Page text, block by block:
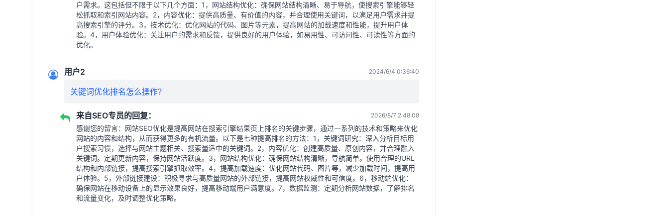
户需求。这包括但不限于以下几个方面：1，网站结构优化：确保网站结构清晰、易于导航，使搜索引擎能够轻
松抓取和索引网站内容。2，内容优化：提供高质量、有价值的内容，并合理使用关键词，以满足用户需求并提
高搜索引擎的评分。3，技术优化：优化网站的代码、图片等元素，提高网站的加载速度和性能，提升用户体
验。4，用户体验优化：关注用户的需求和反馈，提供良好的用户体验，如易用性、可访问性、可读性等方面的
优化。
用户2 2024/6/4 0:36:40
关键词优化排名怎么操作？
来自SEO专员的回复： 2026/8/7 2:48:08
感谢您的留言：网站SEO优化是提高网站在搜索引擎结果页上排名的关键步骤，通过一系列的技术和策略来优化
网站的内容和结构，从而获得更多的有机流量。以下是七种提高排名的方法：1，关键词研究：深入分析目标用
户搜索习惯，选择与网站主题相关、搜索量适中的关键词。2，内容优化：创建高质量、原创内容，并合理融入
关键词。定期更新内容，保持网站活跃度。3，网站结构优化：确保网站结构清晰，导航简单。使用合理的URL
结构和内部链接，提高搜索引擎抓取效率。4，提高加载速度：优化网站代码、图片等，减少加载时间，提高用
户体验。5，外部链接建设：积极寻求与高质量网站的外部链接，提高网站权威性和可信度。6，移动端优化：
确保网站在移动设备上的显示效果良好，提高移动端用户满意度。7，数据监测：定期分析网站数据，了解排名
和流量变化，及时调整优化策略。